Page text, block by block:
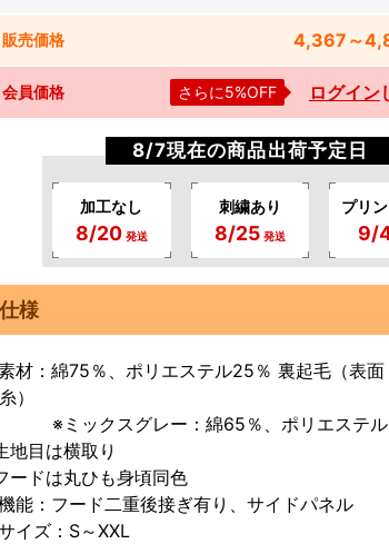
販売価格 4,367～
会員価格 さらに5%OFF ログイン
8/7現在の商品出荷予定日
加工なし
8/20 発送
刺繍あり
8/25 発送
プリ
9/
仕様
材：綿75％、ポリエステル25％ 裏起毛（表面
）
ックスグレー：綿65％、ポリエステル
地目は横取り
ードは丸ひも身頃同色
能：フード二重後接ぎ有り、サイドパネル
イズ：S～XXL